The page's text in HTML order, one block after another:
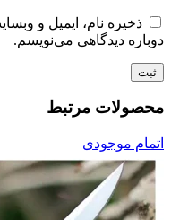
ذخیره نام، ایمیل و
دوباره دیدگاهی می‌نویسم.
محصولات مرتبط
اتمام موجودی